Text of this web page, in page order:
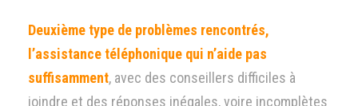
Deuxième type de problèmes rencontrés,
l’assistance téléphonique qui n’aide pas
suffisamment, avec des conseillers difficiles à
joindre et des réponses inégales, voire incomplètes